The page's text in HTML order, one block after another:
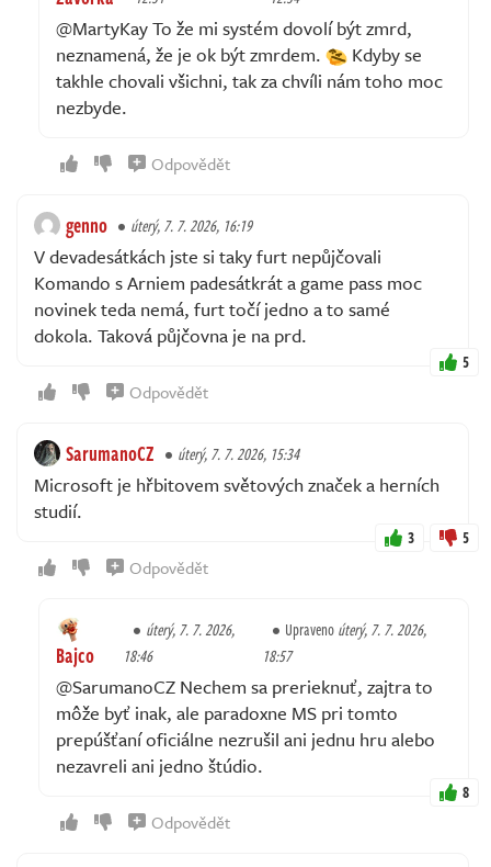
@MartyKay To že mi systém dovolí být zmrd,
neznamená, že je ok být zmrdem.
Kdyby se
takhle chovali všichni, tak za chvíli nám toho moc
nezbyde.
Odpovědět
genno úterý, 7. 7. 2026, 16:19
V devadesátkách jste si taky furt nepůjčovali
Komando s Arniem padesátkrát a game pass moc
novinek teda nemá, furt točí jedno a to samé
dokola. Taková půjčovna je na prd.
5
Odpovědět
SarumanoCZ úterý, 7. 7. 2026, 15:34
Microsoft je hřbitovem světových značek a herních
studií.
3 5
Odpovědět
Bajco
úterý, 7. 7. 2026,
18:46
Upravenoúterý, 7. 7. 2026,
18:57
@SarumanoCZ Nechem sa prerieknuť, zajtra to
môže byť inak, ale paradoxne MS pri tomto
prepúšťaní oficiálne nezrušil ani jednu hru alebo
nezavreli ani jedno štúdio.
8
Odpovědět